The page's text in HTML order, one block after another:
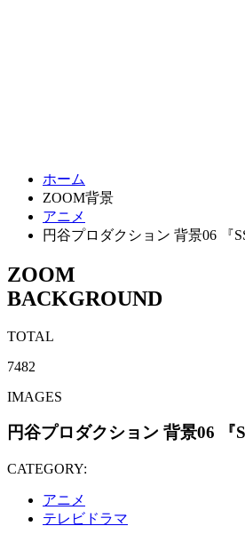
ホーム
ZOOM背景
アニメ
円谷プロダクション 背景06 『
ZOOM
BACKGROUND
TOTAL
7482
IMAGES
円谷プロダクション 背景06 『
CATEGORY:
アニメ
テレビドラマ